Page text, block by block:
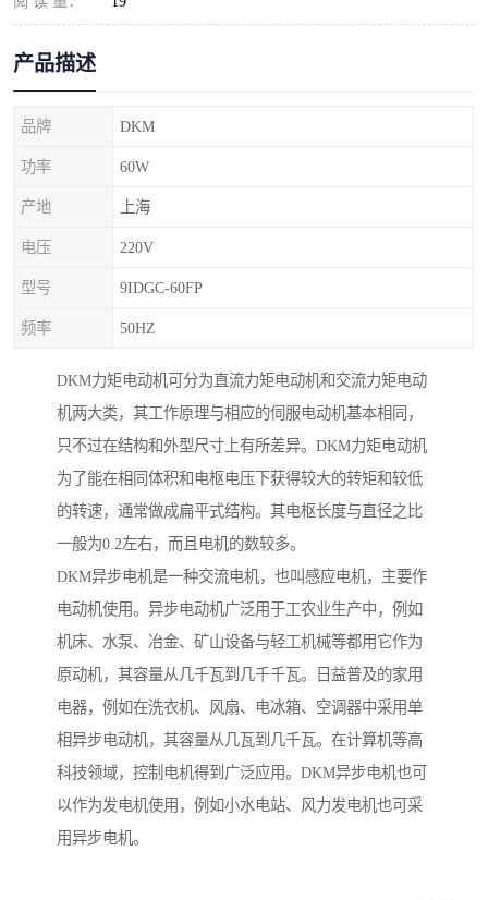
产品描述
品牌 DKM
功率 60W
产地 上海
电压 220V
型号 9IDGC-60FP
频率 50HZ
DKM力矩电动机可分为直流力矩电动机和交流力矩电动
机两大类，其工作原理与相应的伺服电动机基本相同，
只不过在结构和外型尺寸上有所差异。DKM力矩电动机
为了能在相同体积和电枢电压下获得较大的转矩和较低
的转速，通常做成扁平式结构。其电枢长度与直径之比
一般为0.2左右，而且电机的数较多。
DKM异步电机是一种交流电机，也叫感应电机，主要作
电动机使用。异步电动机广泛用于工农业生产中，例如
机床、水泵、冶金、矿山设备与轻工机械等都用它作为
原动机，其容量从几千瓦到几千千瓦。日益普及的家用
电器，例如在洗衣机、风扇、电冰箱、空调器中采用单
相异步电动机，其容量从几瓦到几千瓦。在计算机等高
科技领域，控制电机得到广泛应用。DKM异步电机也可
以作为发电机使用，例如小水电站、风力发电机也可采
用异步电机。